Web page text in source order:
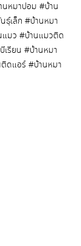
นหมาปอม #บ้าน
ธุ์เล็ก #บ้านหมา
แมว #บ้านแมวติด
เรียน #บ้านหมา
ดแอร์ #บ้านหมา